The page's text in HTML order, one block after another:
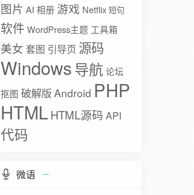
图片 AI 相册 游戏 Netflix 短句
软件 WordPress主题 工具箱
美女 套图 引导页 源码
Windows导航论坛
抠图 破解版Android PHP
HTMLHTML源码 API
代码
微语